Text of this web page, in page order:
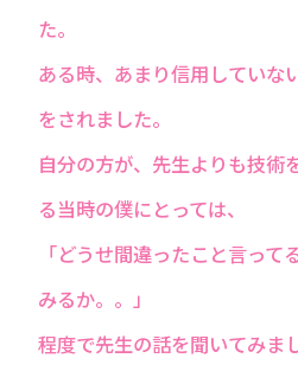
た。
ある時、あまり信用していな
をされました。
自分の方が、先生よりも技術
る当時の僕にとっては、
「どうせ間違ったこと言って
みるか。。」
程度で先生の話を聞いてみま